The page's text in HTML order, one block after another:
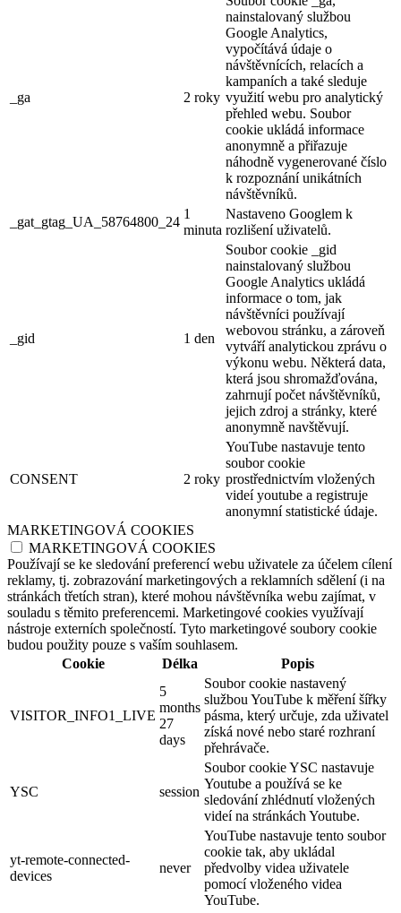
_ga 2 roky
nainstalovaný službou
Google Analytics,
vypočítává údaje o
návštěvnících, relacích a
kampaních a také sleduje
využití webu pro analytický
přehled webu. Soubor
cookie ukládá informace
anonymně a přiřazuje
náhodně vygenerované číslo
k rozpoznání unikátních
návštěvníků.
_gat_gtag_UA_58764800_24
1
minuta
Nastaveno Googlem k
rozlišení uživatelů.
_gid 1 den
Soubor cookie _gid
nainstalovaný službou
Google Analytics ukládá
informace o tom, jak
návštěvníci používají
webovou stránku, a zároveň
vytváří analytickou zprávu o
výkonu webu. Některá data,
která jsou shromažďována,
zahrnují počet návštěvníků,
jejich zdroj a stránky, které
anonymně navštěvují.
CONSENT 2 roky
YouTube nastavuje tento
soubor cookie
prostřednictvím vložených
videí youtube a registruje
anonymní statistické údaje.
MARKETINGOVÁ COOKIES
MARKETINGOVÁ COOKIES
Používají se ke sledování preferencí webu uživatele za účelem cílení
reklamy, tj. zobrazování marketingových a reklamních sdělení (i na
stránkách třetích stran), které mohou návštěvníka webu zajímat, v
souladu s těmito preferencemi. Marketingové cookies využívají
nástroje externích společností. Tyto marketingové soubory cookie
budou použity pouze s vaším souhlasem.
Cookie
Délka Popis
VISITOR_INFO1_LIVE
5
months
27
days
Soubor cookie nastavený
službou YouTube k měření šířky
pásma, který určuje, zda uživatel
získá nové nebo staré rozhraní
přehrávače.
YSC session
Soubor cookie YSC nastavuje
Youtube a používá se ke
sledování zhlédnutí vložených
videí na stránkách Youtube.
yt-remote-connected-
devices
never
YouTube nastavuje tento soubor
cookie tak, aby ukládal
předvolby videa uživatele
pomocí vloženého videa
YouTube.